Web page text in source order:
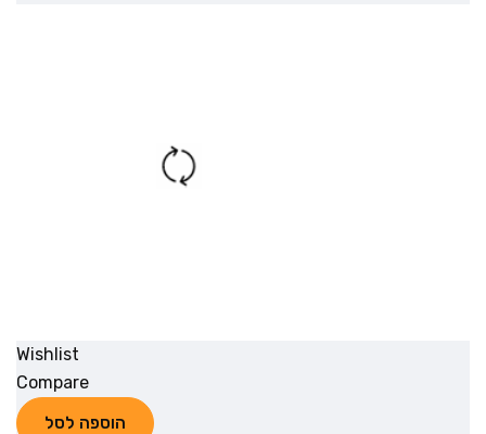
Wishlist
Compare
הוספה לסל